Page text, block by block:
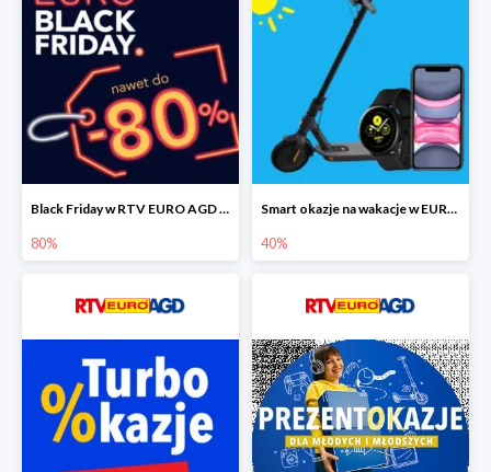
Black Friday w RTV EURO AGD do -80%
80%
Smart okazje na wakacje w EURO RTV AGD do -40%
40%